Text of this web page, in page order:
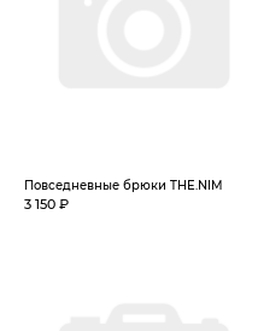
Повседневные брюки THE.NIM
3 150 ₽